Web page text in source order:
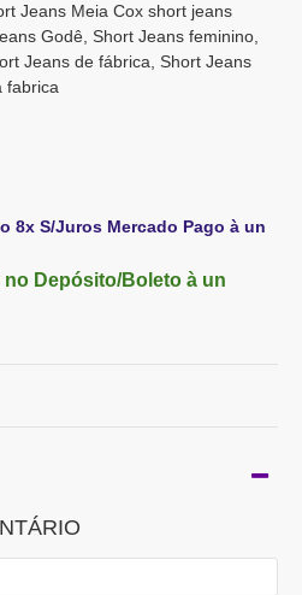
Jeans Meia Cox short jeans
Godê, Short Jeans feminino,
Jeans de fábrica, Short Jeans
fabrica
8x S/Juros Mercado Pago à un
no Depósito/Boleto à un